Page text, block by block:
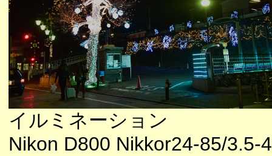
イルミネーション
Nikon D800 Nikkor24-85/3.5-